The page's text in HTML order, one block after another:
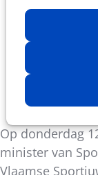
minister
Op donderdag
minister van
Vlaamse